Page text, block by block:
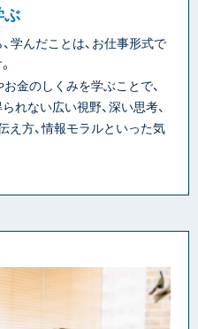
ぶ
学んだことは、お仕事形式で
金のしくみを学ぶことで、
れない広い視野、深い思考、
え方、情報モラルといった気